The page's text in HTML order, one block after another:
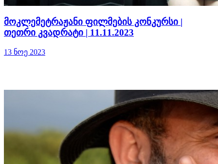
მოკლემეტრაჟანი ფილმების კონკურსი |
თეთრი კვადრატი | 11.11.2023
13 ნოე 2023